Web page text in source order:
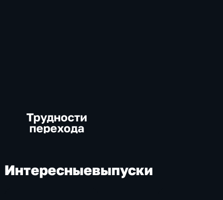
Трудности
перехода
Интересныевыпуски